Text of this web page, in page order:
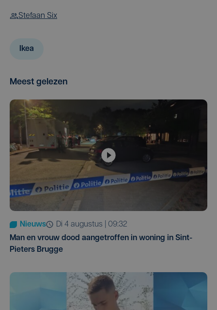
Stefaan Six
Ikea
Meest gelezen
Nieuws
di 4 augustus | 09:32
Man en vrouw dood aangetroffen in woning in Sint-
Pieters Brugge